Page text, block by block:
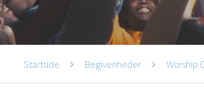
Startside Begivenheder Worship